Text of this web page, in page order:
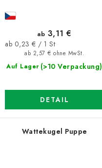
Auf Lager (>10 Verpackung)
ab 2,57 € ohne MwSt.
ab 3,11 €
Verkaufspreis:
ab 0,23 € / 1 St
DETAIL
Wattekugel Puppe